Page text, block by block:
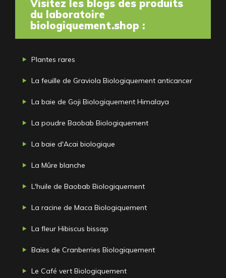
Visitez les blogs des produits
du laboratoire
biologiquement.shop :
Plantes rares
La feuille de Graviola Biologiquement anticancer
La baie de Goji Biologiquement Himalaya
La poudre Baobab Biologiquement
La baie d'Acai biologique
La Mûre blanche
L'huile de Baobab Biologiquement
La racine de Maca Biologiquement
La fleur Hibiscus bissap
Baies de Cranberries Biologiquement
Le Café vert Biologiquement